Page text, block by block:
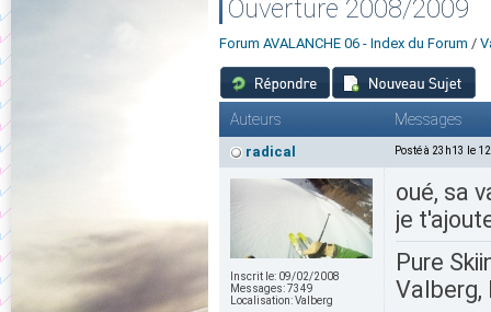
Ouverture 2008/2009
Forum AVALANCHE 06 - Index du Forum /
Auteurs Messages
radical Posté à 23h13 le
Inscrit le: 09/02/2008
Messages:7349
Localisation:Valberg
oué, sa
je
Pure
Valberg,